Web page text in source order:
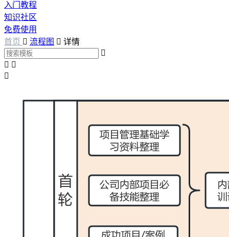
入门教程
知识社区
免费使用
首页  流程图  详情

 
